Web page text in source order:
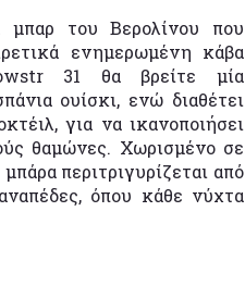
του Βερολίνου που
ενημερωμένη κάβα
31 θα βρείτε μία
ουίσκι, ενώ διαθέτει
για να ικανοποιήσει
θαμώνες. Χωρισμένο σε
περιτριγυρίζεται από
όπου κάθε νύχτα